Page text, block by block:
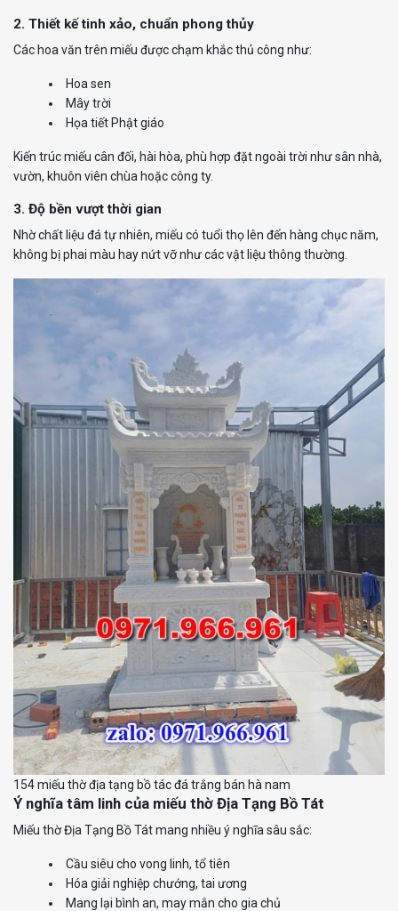
2. Thiết kế tinh xảo, chuẩn phong thủy
Các hoa văn trên miếu được chạm khắc thủ công như:
Hoa sen
Mây trời
Họa tiết Phật giáo
Kiến trúc miếu cân đối, hài hòa, phù hợp đặt ngoài trời như sân nhà,
vườn, khuôn viên chùa hoặc công ty.
3. Độ bền vượt thời gian
Nhờ chất liệu đá tự nhiên, miếu có tuổi thọ lên đến hàng chục năm,
không bị phai màu hay nứt vỡ như các vật liệu thông thường.
154 miếu thờ địa tạng bồ tác đá trắng bán hà nam
Ý nghĩa tâm linh của miếu thờ Địa Tạng Bồ Tát
Miếu thờ Địa Tạng Bồ Tát mang nhiều ý nghĩa sâu sắc:
Cầu siêu cho vong linh, tổ tiên
Hóa giải nghiệp chướng, tai ương
Mang lại bình an, may mắn cho gia chủ